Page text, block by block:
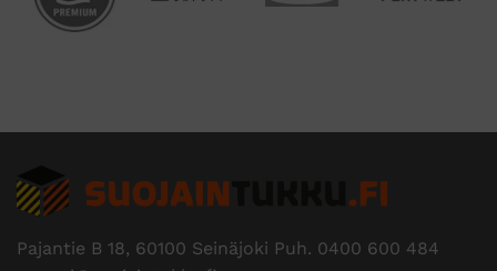
Pajantie B 18, 60100 Seinäjoki Puh. 0400 600 484